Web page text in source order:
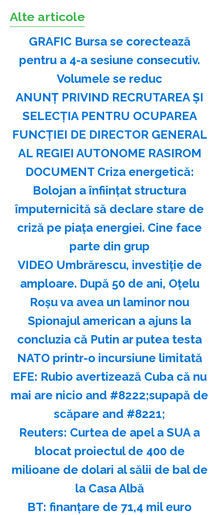
Alte articole
GRAFIC Bursa se corectează
pentru a 4-a sesiune consecutiv.
Volumele se reduc
ANUNŢ PRIVIND RECRUTAREA ŞI
SELECŢIA PENTRU OCUPAREA
FUNCŢIEI DE DIRECTOR GENERAL
AL REGIEI AUTONOME RASIROM
DOCUMENT Criza energetică:
Bolojan a înființat structura
împuternicită să declare stare de
criză pe piața energiei. Cine face
parte din grup
VIDEO Umbrărescu, investiție de
amploare. După 50 de ani, Oțelu
Roșu va avea un laminor nou
Spionajul american a ajuns la
concluzia că Putin ar putea testa
NATO printr-o incursiune limitată
EFE: Rubio avertizează Cuba că nu
mai are nicio and #8222;supapă de
scăpare and #8221;
Reuters: Curtea de apel a SUA a
blocat proiectul de 400 de
milioane de dolari al sălii de bal de
la Casa Albă
BT: finanţare de 71,4 mil euro